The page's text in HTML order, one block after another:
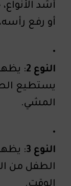
أشد
أو رفع
النوع 2
يستطيع
المشي.
النوع 3
:
الطفل من